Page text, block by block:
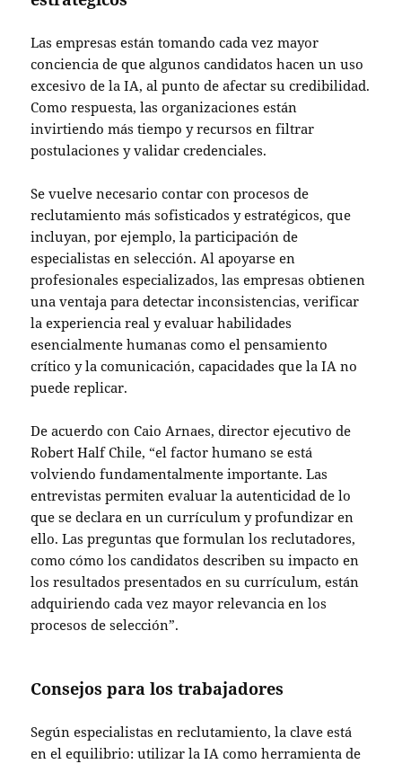
Las empresas están tomando cada vez mayor
conciencia de que algunos candidatos hacen un uso
excesivo de la IA, al punto de afectar su credibilidad.
Como respuesta, las organizaciones están
invirtiendo más tiempo y recursos en filtrar
postulaciones y validar credenciales.
Se vuelve necesario contar con procesos de
reclutamiento más sofisticados y estratégicos, que
incluyan, por ejemplo, la participación de
especialistas en selección. Al apoyarse en
profesionales especializados, las empresas obtienen
una ventaja para detectar inconsistencias, verificar
la experiencia real y evaluar habilidades
esencialmente humanas como el pensamiento
crítico y la comunicación, capacidades que la IA no
puede replicar.
De acuerdo con Caio Arnaes, director ejecutivo de
Robert Half Chile, “el factor humano se está
volviendo fundamentalmente importante. Las
entrevistas permiten evaluar la autenticidad de lo
que se declara en un currículum y profundizar en
ello. Las preguntas que formulan los reclutadores,
como cómo los candidatos describen su impacto en
los resultados presentados en su currículum, están
adquiriendo cada vez mayor relevancia en los
procesos de selección”.
Consejos para los trabajadores
Según especialistas en reclutamiento, la clave está
en el equilibrio: utilizar la IA como herramienta de